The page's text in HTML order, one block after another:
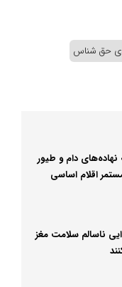
حق شناس
نهاده‌های دام و طیور
اقلام اساسی
ناسالم سلامت مغز